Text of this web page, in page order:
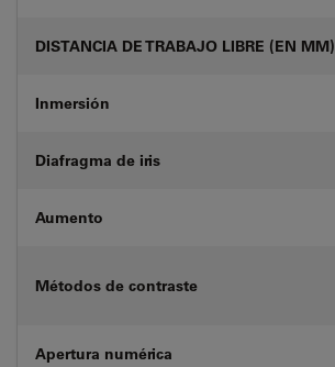
DISTANCIA DE TRABAJO LIBRE (EN MM)
Inmersión
Diafragma de iris
Aumento
Métodos de contraste
Apertura numérica